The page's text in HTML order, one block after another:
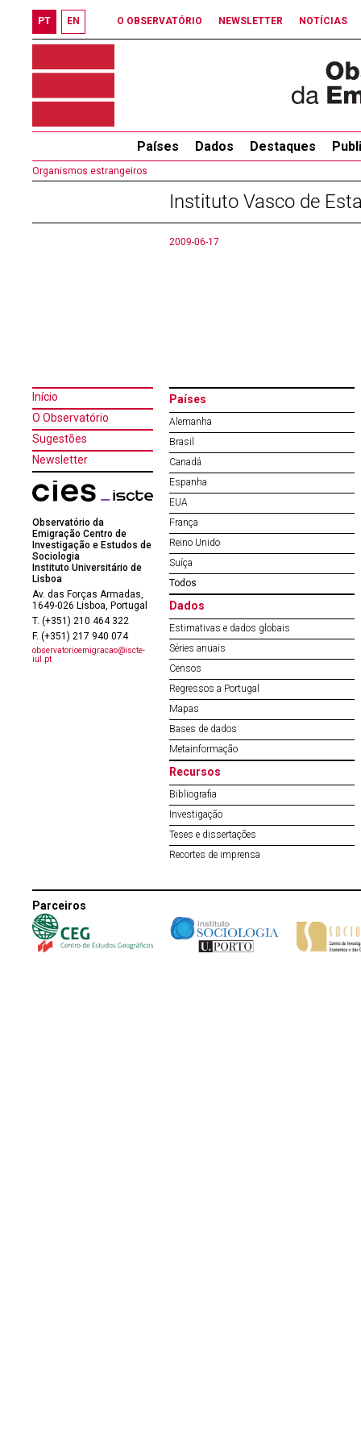
PT EN O OBSERVATÓRIO NEWSLETTER NOTÍCIAS
Países Dados Destaques
Organismos estrangeiros
Instituto Vasco de
2009-06-17
Início
O Observatório
Sugestões
Newsletter
Observatório da
Emigração Centro de
Investigação e Estudos de
Sociologia
Instituto Universitário de
Lisboa
Av. das Forças Armadas,
1649-026 Lisboa, Portugal
T. (+351) 210 464 322
F. (+351) 217 940 074
observatorioemigracao@iscte-
iul.pt
Países
Alemanha
Brasil
Canadá
Espanha
EUA
França
Reino Unido
Suíça
Todos
Dados
Estimativas e dados globais
Séries anuais
Censos
Regressos a Portugal
Mapas
Bases de dados
Metainformação
Recursos
Bibliografia
Investigação
Teses e dissertações
Recortes de imprensa
Parceiros